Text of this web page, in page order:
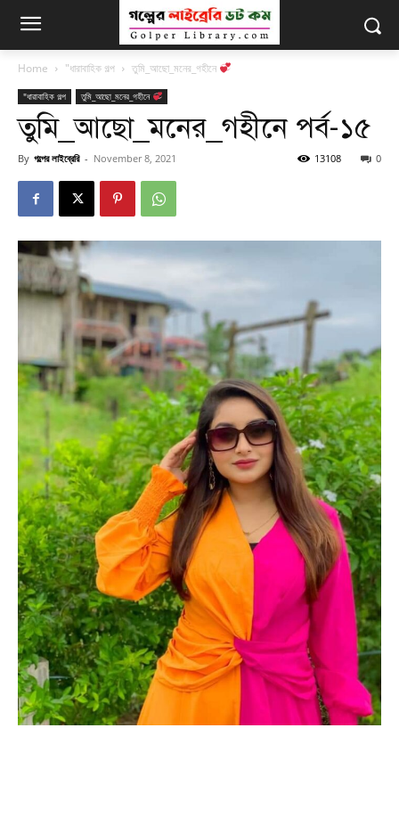
Home "ধারাবাহিক গল্প তুমি_আছো_মনের_গহীনে
"ধারাবাহিক গল্প তুমি_আছো_মনের_গহীনে
তুমি_আছো_মনের_গহীনে পর্ব-১৫
By গল্পের লাইব্রেরি - November 8, 2021 0
13108